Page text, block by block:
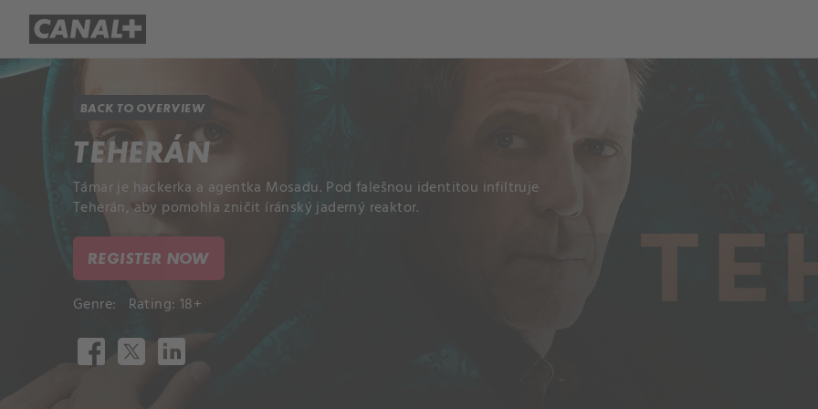
BACK TO OVERVIEW
TEHERÁN
Támar je hackerka a agentka Mosadu. Pod falešnou identitou infiltruje
Teherán, aby pomohla zničit íránský jaderný reaktor.
REGISTER NOW
Genre: Rating: 18+